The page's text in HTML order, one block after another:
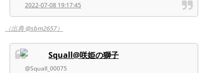
2022-07-08 19:17:45
（出典 @sbm2657）
Squall@咲姫の獅子
@Squall_00075